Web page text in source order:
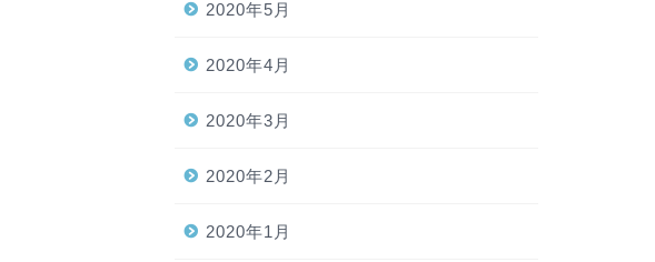
2020年5月
2020年4月
2020年3月
2020年2月
2020年1月